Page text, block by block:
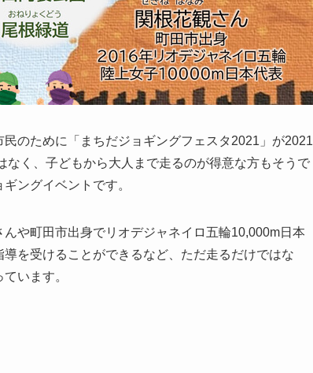
のために「まちだジョギングフェスタ2021」が2021
く、子どもから大人まで走るのが得意な方もそうで
ングイベントです。
や町田市出身でリオデジャネイロ五輪10,000m日本
を受けることができるなど、ただ走るだけではな
います。